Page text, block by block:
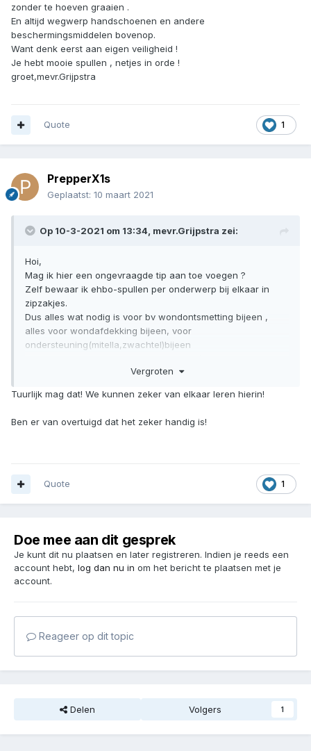
zonder te hoeven graaien .
En altijd wegwerp handschoenen en andere
beschermingsmiddelen bovenop.
Want denk eerst aan eigen veiligheid !
Je hebt mooie spullen , netjes in orde !
groet,mevr.Grijpstra
1
Quote
PrepperX1s
Geplaatst: 10 maart 2021
Op 10-3-2021 om 13:34, mevr.Grijpstra zei:
Hoi,
Mag ik hier een ongevraagde tip aan toe voegen ?
Zelf bewaar ik ehbo-spullen per onderwerp bij elkaar in
zipzakjes.
Dus alles wat nodig is voor bv wondontsmetting bijeen ,
alles voor wondafdekking bijeen, voor
ondersteuning(mitella,zwachtel)bijeen
oog, snelle pleister bijeen.)
In geval van kun je snel dat zakje pakken wat je nodig hebt,
En altijd wegwerp handschoenen en andere
groet,mevr.Grijpstra
Vergroten
Tuurlijk mag dat! We kunnen zeker van elkaar leren hierin!
Ben er van overtuigd dat het zeker handig is!
1
Quote
Doe mee aan dit gesprek
Je kunt dit nu plaatsen en later registreren. Indien je reeds een
account hebt, log dan nu in om het bericht te plaatsen met je
account.
Reageer op dit topic
Delen Volgers 1